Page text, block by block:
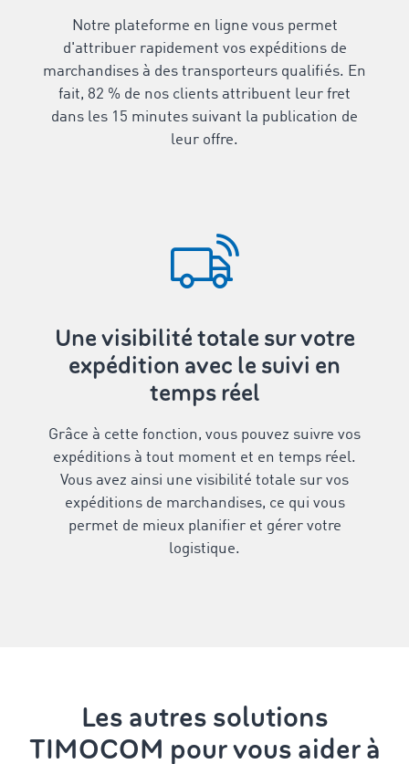
Notre plateforme en ligne vous permet
d'attribuer rapidement vos expéditions de
marchandises à des transporteurs qualifiés. En
fait, 82 % de nos clients attribuent leur fret
dans les 15 minutes suivant la publication de
leur offre.
Une visibilité totale sur votre
expédition avec le suivi en
temps réel
Grâce à cette fonction, vous pouvez suivre vos
expéditions à tout moment et en temps réel.
Vous avez ainsi une visibilité totale sur vos
expéditions de marchandises, ce qui vous
permet de mieux planifier et gérer votre
logistique.
Les autres solutions
TIMOCOM pour vous aider à